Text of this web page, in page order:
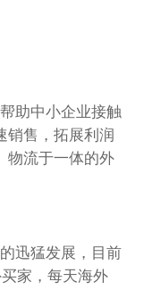
助中小企业接触
销售，拓展利润
物流于一体的外
迅猛发展，目前
家，每天海外